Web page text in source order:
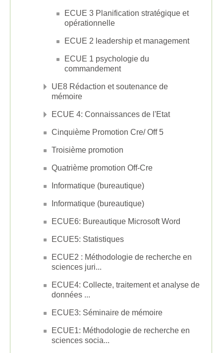
ECUE 3 Planification stratégique et
opérationnelle
ECUE 2 leadership et management
ECUE 1 psychologie du
commandement
UE8 Rédaction et soutenance de
mémoire
ECUE 4: Connaissances de l'Etat
Cinquième Promotion Cre/ Off 5
Troisième promotion
Quatrième promotion Off-Cre
Informatique (bureautique)
Informatique (bureautique)
ECUE6: Bureautique Microsoft Word
ECUE5: Statistiques
ECUE2 : Méthodologie de recherche en
sciences juri...
ECUE4: Collecte, traitement et analyse de
données ...
ECUE3: Séminaire de mémoire
ECUE1: Méthodologie de recherche en
sciences socia...